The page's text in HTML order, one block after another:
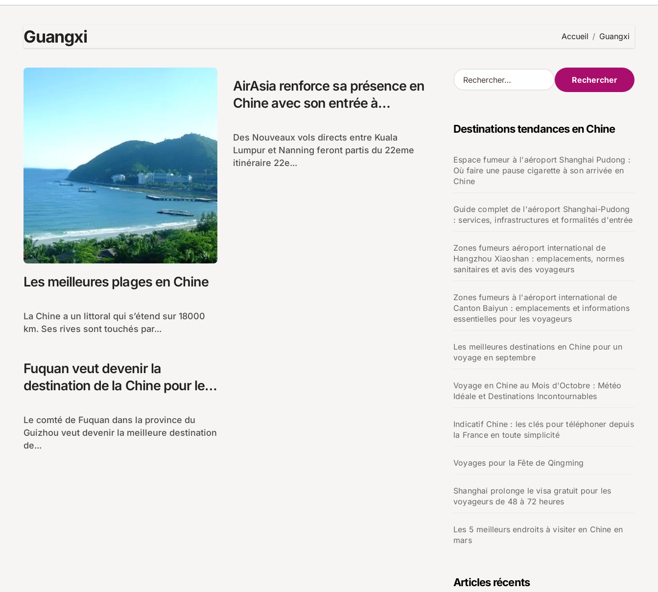
Guangxi Accueil Guangxi
Les meilleures plages en Chine
La Chine a un littoral qui s’étend sur 18000
km. Ses rives sont touchés par...
AirAsia renforce sa présence en
Chine avec son entrée à
Des Nouveaux vols directs entre Kuala
Lumpur et Nanning feront partis du 22eme
itinéraire 22e...
Fuquan veut devenir la
destination de la Chine pour le
Le comté de Fuquan dans la province du
Guizhou veut devenir la meilleure destination
de...
R
e
r
e
r
Destinations tendances en Chine
Espace fumeur à l'aéroport Shanghai Pudong :
Où faire une pause cigarette à son arrivée en
Chine
Guide complet de l'aéroport Shanghai-Pudong
: services, infrastructures et formalités d'entrée
Zones fumeurs aéroport international de
Hangzhou Xiaoshan : emplacements, normes
sanitaires et avis des voyageurs
Zones fumeurs à l'aéroport international de
Canton Baiyun : emplacements et informations
essentielles pour les voyageurs
Les meilleures destinations en Chine pour un
voyage en septembre
Voyage en Chine au Mois d'Octobre : Météo
Idéale et Destinations Incontournables
Indicatif Chine : les clés pour téléphoner depuis
la France en toute simplicité
Voyages pour la Fête de Qingming
Shanghai prolonge le visa gratuit pour les
voyageurs de 48 à 72 heures
Les 5 meilleurs endroits à visiter en Chine en
mars
Articles récents